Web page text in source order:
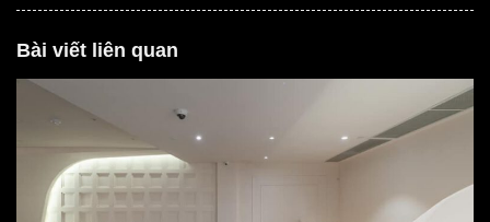
Bài viết liên quan